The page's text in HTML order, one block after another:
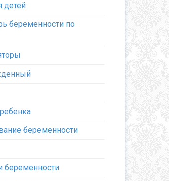
детей
беременности по
беременности
беременности